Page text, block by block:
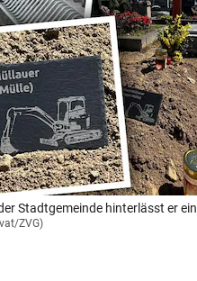
Stadtgemeinde hinterlässt er
ZVG)